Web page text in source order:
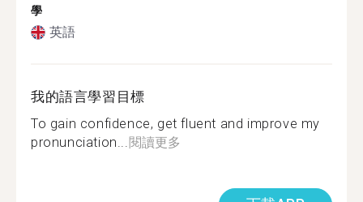
學
英語
我的語言學習目標
To gain confidence, get fluent and improve my
pronunciation...閱讀更多